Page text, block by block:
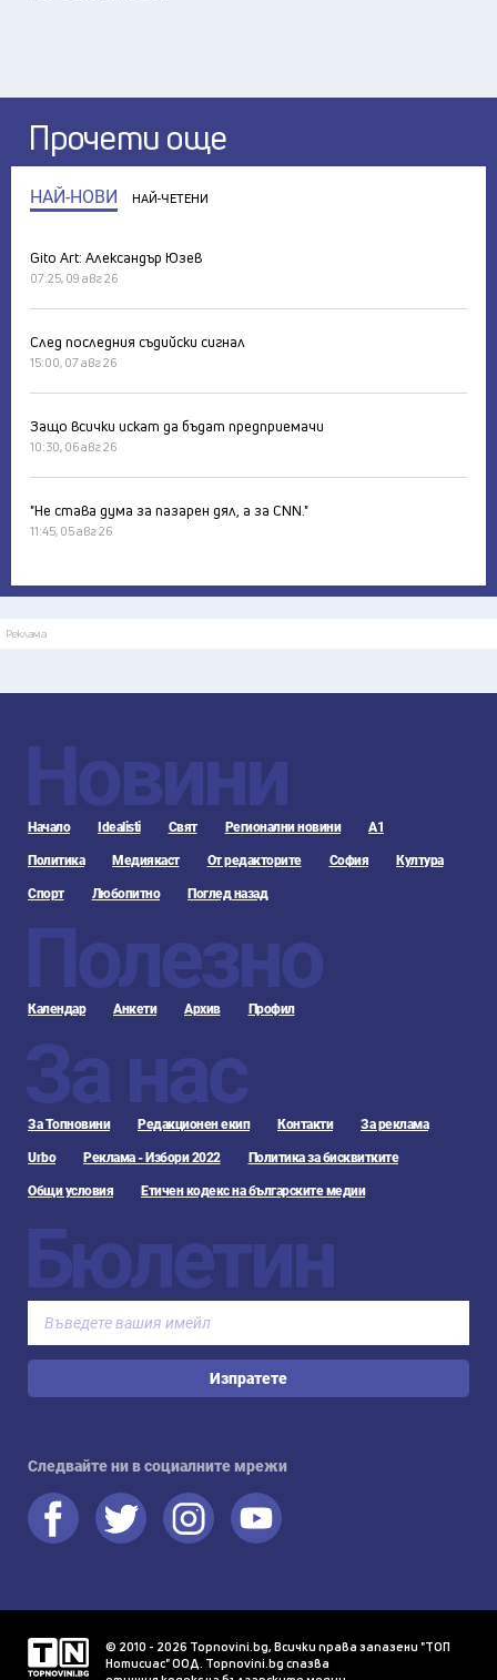
Прочети още
НАЙ-НОВИ НАЙ-ЧЕТЕНИ
Gito Art: Александър Юзев
07:25, 09 авг 26
След последния съдийски сигнал
15:00, 07 авг 26
Защо всички искат да бъдат предприемачи
10:30, 06 авг 26
"Не става дума за пазарен дял, а за CNN."
11:45, 05 авг 26
Реклама
Новини
Начало Idealisti Свят Регионални новини А1
Политика Медиякаст От редакторите София Култура
Спорт Любопитно Поглед назад
Полезно
Календар Анкети Архив Профил
За нас
За Топновини Редакционен екип Контакти За реклама
Urbo Реклама - Избори 2022 Политика за бисквитките
Общи условия Етичен кодекс на българските медии
Бюлетин
Изпратете
Следвайте ни в социалните мрежи
© 2010 - 2026 Topnovini.bg, Всички права запазени "ТОП
Нотисиас" ООД. Topnovini.bg спазва